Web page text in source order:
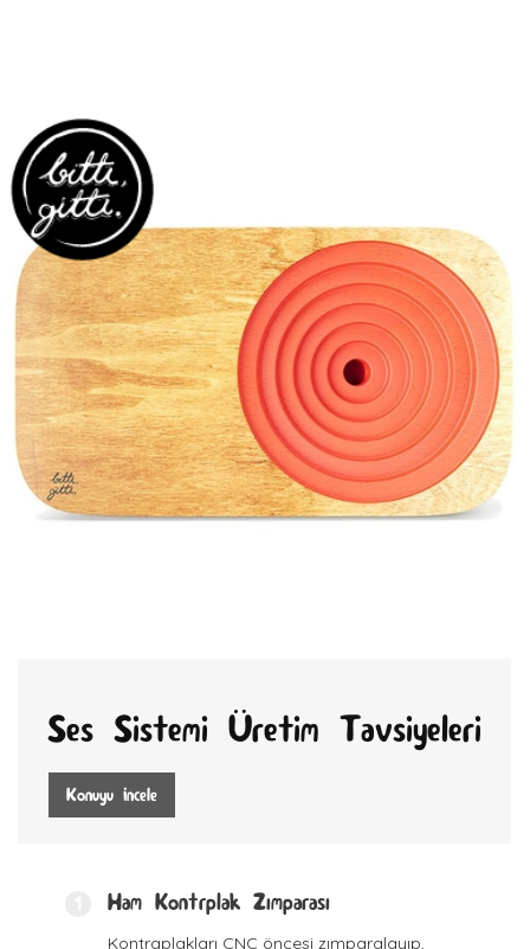
Ses Sistemi Üretim Tavsiyeleri
Konuyu İncele
Ham Kontrplak Zımparası
Kontraplakları CNC öncesi zımparalayıp,